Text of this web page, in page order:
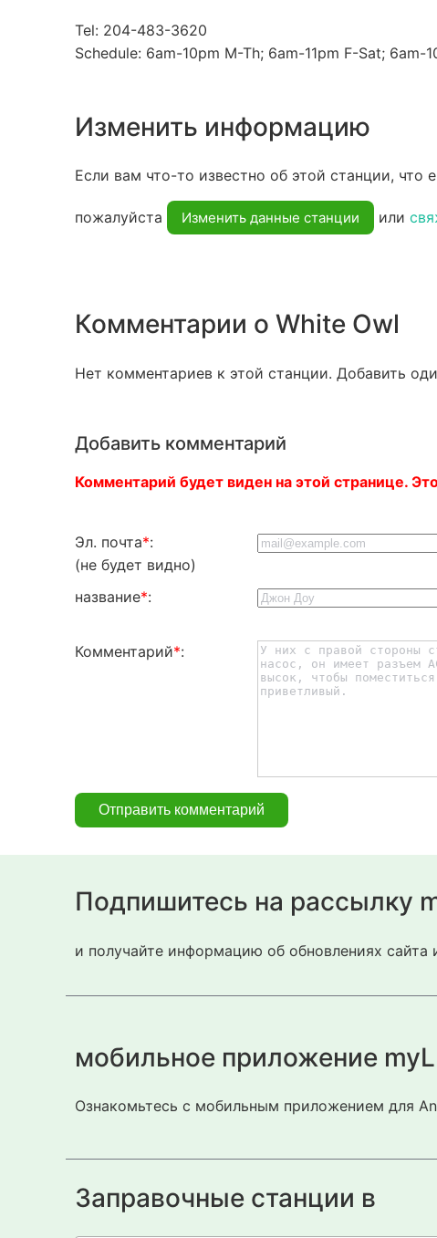
Tel: 204-483-3620
Schedule: 6am-10pm M-Th; 6am-11pm F-Sat; 6am-
Изменить информацию
Если вам что-то известно об этой станции, что
пожалуйста Изменить данные станции или
Комментарии о White Owl
Нет комментариев к этой станции. Добавить
Добавить комментарий
Комментарий будет виден на этой странице.
Эл. почта*:
(не будет видно)
название*:
Комментарий*:
Подпишитесь на рассылку
и получайте информацию об обновлениях
мобильное приложение
Ознакомьтесь с мобильным приложением для
Заправочные станции в